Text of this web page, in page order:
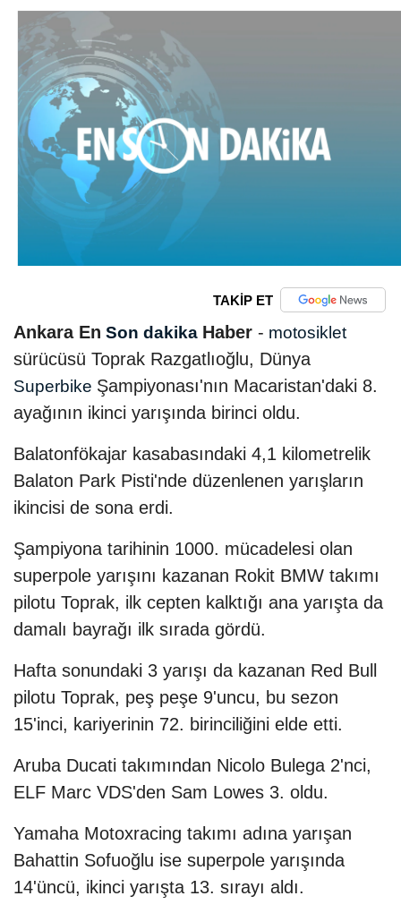
TAKİP ET
Ankara En Son dakika Haber - motosiklet
sürücüsü Toprak Razgatlıoğlu, Dünya
Superbike Şampiyonası'nın Macaristan'daki 8.
ayağının ikinci yarışında birinci oldu.
Balatonfökajar kasabasındaki 4,1 kilometrelik
Balaton Park Pisti'nde düzenlenen yarışların
ikincisi de sona erdi.
Şampiyona tarihinin 1000. mücadelesi olan
superpole yarışını kazanan Rokit BMW takımı
pilotu Toprak, ilk cepten kalktığı ana yarışta da
damalı bayrağı ilk sırada gördü.
Hafta sonundaki 3 yarışı da kazanan Red Bull
pilotu Toprak, peş peşe 9'uncu, bu sezon
15'inci, kariyerinin 72. birinciliğini elde etti.
Aruba Ducati takımından Nicolo Bulega 2'nci,
ELF Marc VDS'den Sam Lowes 3. oldu.
Yamaha Motoxracing takımı adına yarışan
Bahattin Sofuoğlu ise superpole yarışında
14'üncü, ikinci yarışta 13. sırayı aldı.